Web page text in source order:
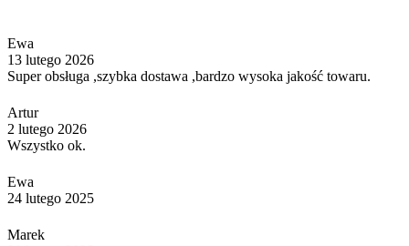
Ewa
13 lutego 2026
Super obsługa ,szybka dostawa ,bardzo wysoka jakość towaru.
Artur
2 lutego 2026
Wszystko ok.
Ewa
24 lutego 2025
Marek